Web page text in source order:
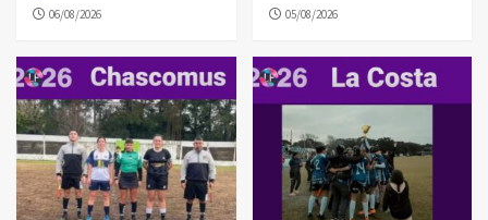
06/08/2026 05/08/2026